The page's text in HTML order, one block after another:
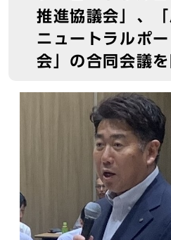
推進協議会」、
ニュートラルポ
会」の合同会議